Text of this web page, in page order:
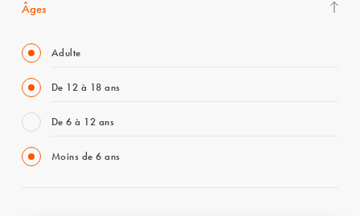
Âges
Adulte
De 12 à 18 ans
De 6 à 12 ans
Moins de 6 ans